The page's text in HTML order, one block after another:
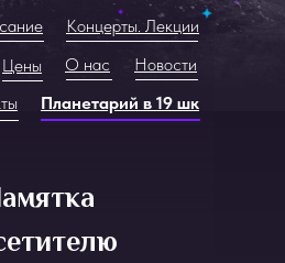
Планетарий в 19 шк
Концерты. Лекции
Цены
О нас
Новости